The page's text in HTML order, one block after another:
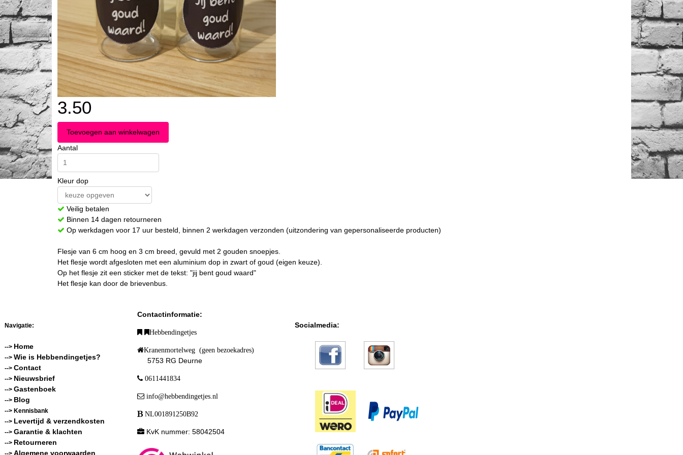
3.50
Aantal
Kleur dop
Veilig betalen
Binnen 14 dagen retourneren
Op werkdagen voor 17 uur besteld, binnen 2 werkdagen verzonden (uitzondering van gepersonaliseerde producten)
Flesje van 6 cm hoog en 3 cm breed, gevuld met 2 gouden snoepjes.
Het flesje wordt afgesloten met een aluminium dop in zwart of goud (eigen keuze).
Op het flesje zit een sticker met de tekst: "jij bent goud waard"
Het flesje kan door de brievenbus.
Navigatie:
--> Home
--> Wie is Hebbendingetjes?
--> Contact
--> Nieuwsbrief
--> Gastenboek
--> Blog
--> Kennisbank
--> Levertijd & verzendkosten
--> Garantie & klachten
--> Retourneren
--> Algemene voorwaarden
Contactinformatie:
Hebbendingetjes
Kranenmortelweg (geen bezoekadres)
5753 RG Deurne
0611441834
info@hebbendingetjes.nl
NL001891250B92
KvK nummer: 58042504
Socialmedia: